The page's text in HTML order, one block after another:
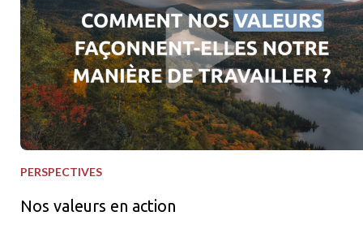
PERSPECTIVES
Nos valeurs en action